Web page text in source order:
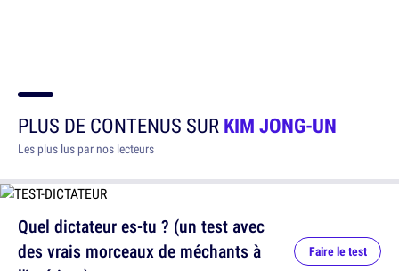
PLUS DE CONTENUS SURKIM JONG-UN
Les plus lus par nos lecteurs
Quel dictateur es-tu ? (un test avec
des vrais morceaux de méchants à
Faire le test